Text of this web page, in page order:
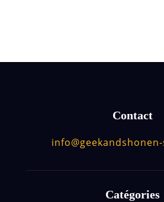
Contact
Catégories